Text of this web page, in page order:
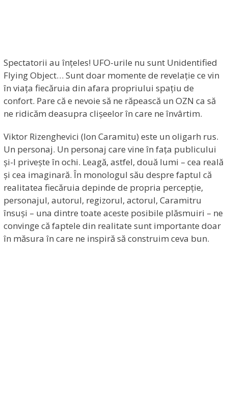
Spectatorii au înțeles! UFO-urile nu sunt Unidentified
Flying Object… Sunt doar momente de revelație ce vin
în viața fiecăruia din afara propriului spațiu de
confort. Pare că e nevoie să ne răpească un OZN ca să
ne ridicăm deasupra clișeelor în care ne învârtim.
Viktor Rizenghevici (Ion Caramitu) este un oligarh rus.
Un personaj. Un personaj care vine în fața publicului
și-l privește în ochi. Leagă, astfel, două lumi – cea reală
și cea imaginară. În monologul său despre faptul că
realitatea fiecăruia depinde de propria percepție,
personajul, autorul, regizorul, actorul, Caramitru
însuși – una dintre toate aceste posibile plăsmuiri – ne
convinge că faptele din realitate sunt importante doar
în măsura în care ne inspiră să construim ceva bun.